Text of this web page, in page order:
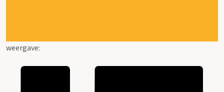
weergave: